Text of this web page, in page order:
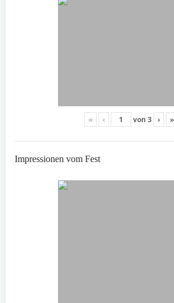
« ‹ von 3 › »
Impressionen vom Fest